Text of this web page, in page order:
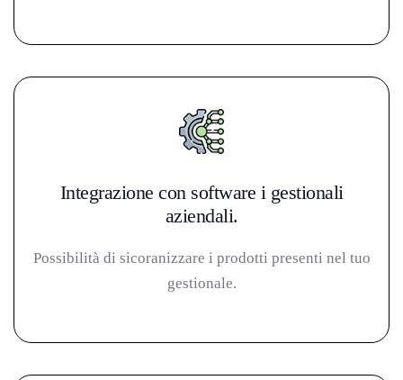
Integrazione con software i gestionali
aziendali.
Possibilità di sicoranizzare i prodotti presenti nel tuo
gestionale.